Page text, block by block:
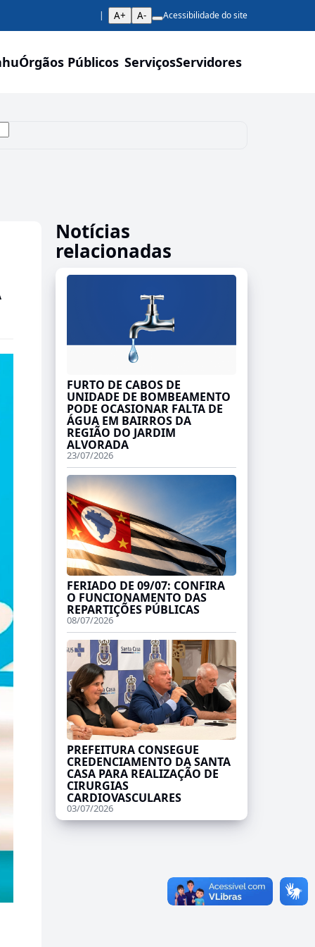
A+ A- Acessibilidade do site
Órgãos Públicos ServiçosServidores
Notícias
relacionadas
FURTO DE CABOS DE
UNIDADE DE BOMBEAMENTO
PODE OCASIONAR FALTA DE
ÁGUA EM BAIRROS DA
REGIÃO DO JARDIM
ALVORADA
23/07/2026
FERIADO DE 09/07: CONFIRA
O FUNCIONAMENTO DAS
REPARTIÇÕES PÚBLICAS
08/07/2026
PREFEITURA CONSEGUE
CREDENCIAMENTO DA SANTA
CASA PARA REALIZAÇÃO DE
CIRURGIAS
CARDIOVASCULARES
03/07/2026